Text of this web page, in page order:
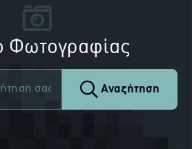
Φωτογραφίας
Αναζήτηση